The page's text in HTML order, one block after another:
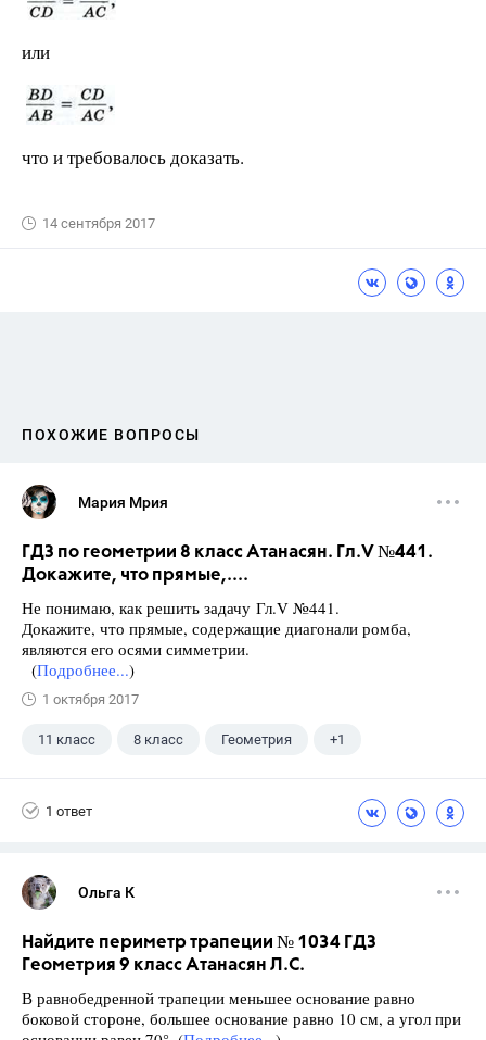
или
что и требовалось доказать.
14 сентября 2017
ПОХОЖИЕ ВОПРОСЫ
Мария Мрия
ГДЗ по геометрии 8 класс Атанасян. Гл.V №441.
Докажите, что прямые,....
Не понимаю, как решить задачу Гл.V №441.
Докажите, что прямые, содержащие диагонали ромба,
являются его осями симметрии.
(Подробнее...)
1 октября 2017
11 класс 8 класс Геометрия +1
1 ответ
Ольга К
Найдите периметр трапеции № 1034 ГДЗ
Геометрия 9 класс Атанасян Л.С.
В равнобедренной трапеции меньшее основание равно
боковой стороне, большее основание равно 10 см, а угол при